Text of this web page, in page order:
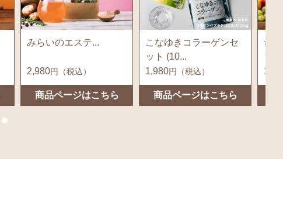
こなゆきコラーゲンセ
1,980円（税込）
商品ページはこちら
母なるスムージー5袋セ
ット...
12,800円（税込）
商品ページはこちら
み